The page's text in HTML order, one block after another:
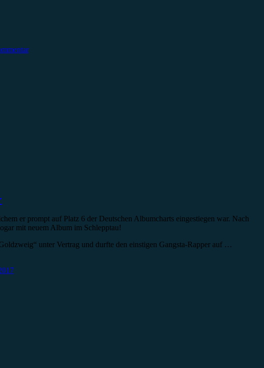
er prompt auf Platz 6 der Deutschen Albumcharts eingestiegen war. Nach
mit neuem Album im Schlepptau!
unter Vertrag und durfte den einstigen Gangsta-Rapper auf …